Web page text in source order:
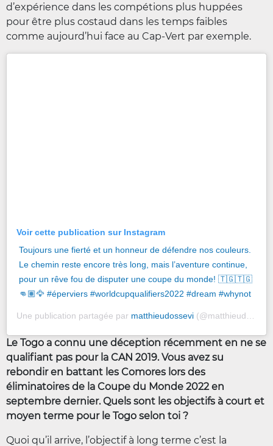
d’expérience dans les compétions plus huppées
pour être plus costaud dans les temps faibles
comme aujourd’hui face au Cap-Vert par exemple.
Voir cette publication sur Instagram
Toujours une fierté et un honneur de défendre nos couleurs.
Le chemin reste encore très long, mais l’aventure continue,
pour un rêve fou de disputer une coupe du monde! 🇹🇬🇹🇬
👊🏽🦅 #éperviers #worldcupqualifiers2022 #dream #whynot
Une publication partagée par matthieudossevi (@matthieudossevi) le
Le Togo a connu une déception récemment en ne se
qualifiant pas pour la CAN 2019. Vous avez su
rebondir en battant les Comores lors des
éliminatoires de la Coupe du Monde 2022 en
septembre dernier. Quels sont les objectifs à court et
moyen terme pour le Togo selon toi ?
Quoi qu’il arrive, l’objectif à long terme c’est la